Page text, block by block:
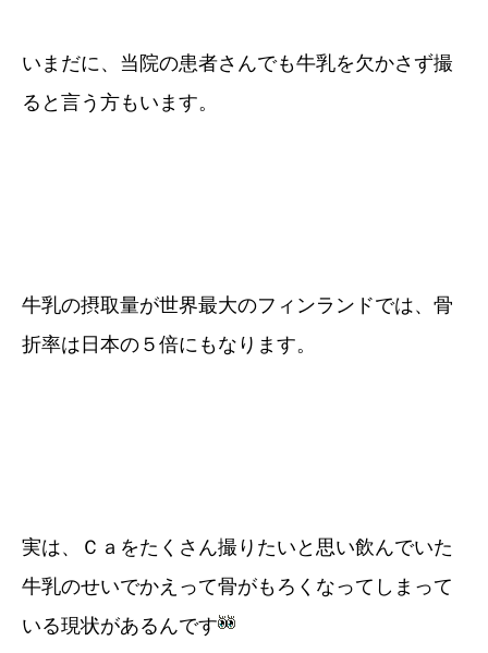
いまだに、当院の患者さんでも牛乳を欠かさず撮
ると言う方もいます。
牛乳の摂取量が世界最大のフィンランドでは、骨
折率は日本の５倍にもなります。
実は、Ｃａをたくさん撮りたいと思い飲んでいた
牛乳のせいでかえって骨がもろくなってしまって
いる現状があるんです